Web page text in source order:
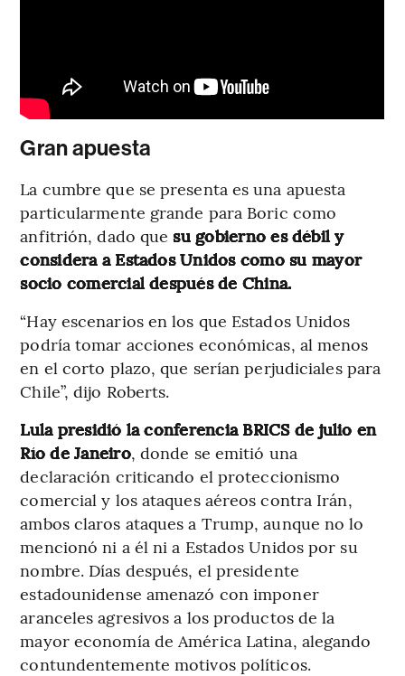
Gran apuesta
La cumbre que se presenta es una apuesta
particularmente grande para Boric como
anfitrión, dado quesu gobierno es débil y
considera a Estados Unidos como su mayor
socio comercial después de China.
“Hay escenarios en los que Estados Unidos
podría tomar acciones económicas, al menos
en el corto plazo, que serían perjudiciales para
Chile”, dijo Roberts.
Lula presidió la conferencia BRICS de julio en
Río de Janeiro, donde se emitió una
declaración criticando el proteccionismo
comercial y los ataques aéreos contra Irán,
ambos claros ataques a Trump, aunque no lo
mencionó ni a él ni a Estados Unidos por su
nombre. Días después, el presidente
estadounidense amenazó con imponer
aranceles agresivos a los productos de la
mayor economía de América Latina, alegando
contundentemente motivos políticos.